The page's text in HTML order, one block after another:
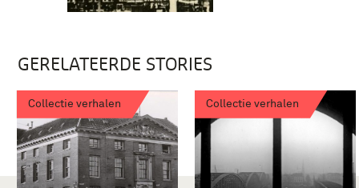
GERELATEERDE STORIES
Collectie verhalen Collectie verhalen